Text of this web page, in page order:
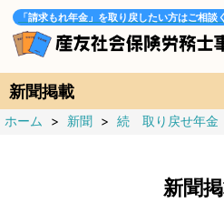
「請求もれ年金」を取り戻したい方はご相談
新聞掲載
ホーム > 新聞 > 続 取り戻せ年
新聞